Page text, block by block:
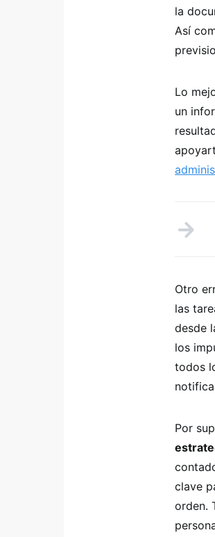
la
Así
Lo
un
Otro
las
desde
los
todos
Por
clave
orden.